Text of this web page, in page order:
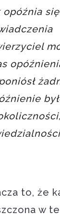
opóźnia
to, że
w